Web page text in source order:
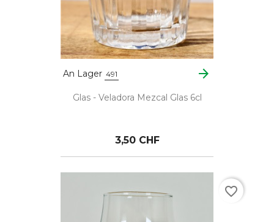
An Lager 491 arrow_forward
Glas - Veladora Mezcal Glas 6cl
3,50 CHF
favorite_border